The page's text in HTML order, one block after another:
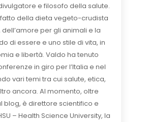
e filosofo della salute.
della dieta vegeto-crudista
per gli animali e la
di essere e uno stile di vita, in
e libertà. Valdo ha tenuto
in giro per l’Italia e nel
vari temi tra cui salute, etica,
ancora. Al momento, oltre
blog, è direttore scientifico e
– Health Science University, la